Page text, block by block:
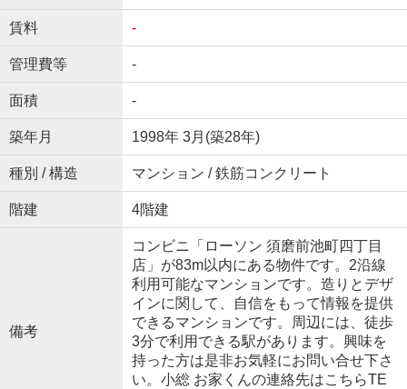
賃料 -
管理費等 -
面積 -
築年月 1998年 3月(築28年)
種別 / 構造 マンション / 鉄筋コンクリート
階建 4階建
備考
コンビニ「ローソン 須磨前池町四丁目
店」が83m以内にある物件です。2沿線
利用可能なマンションです。造りとデザ
インに関して、自信をもって情報を提供
できるマンションです。周辺には、徒歩
3分で利用できる駅があります。興味を
持った方は是非お気軽にお問い合せ下さ
い。小総 お家くんの連絡先はこちらTE